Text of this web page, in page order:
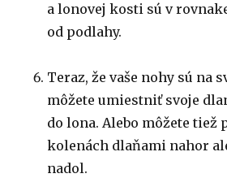
a lonovej kosti sú v
od podlahy.
Teraz, že vaše nohy sú na
môžete umiestniť svoje
do lona. Alebo môžete tiež
kolenách dlaňami nahor
nadol.